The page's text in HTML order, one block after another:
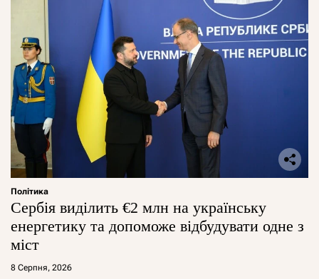
Політика
Сербія виділить €2 млн на українську
енергетику та допоможе відбудувати одне з
міст
8 Серпня, 2026